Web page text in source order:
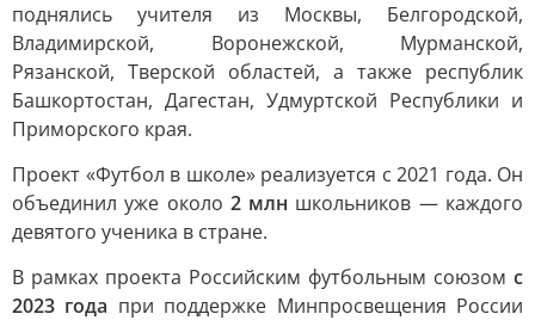
поднялись учителя из Москвы, Белгородской,
Владимирской, Воронежской, Мурманской,
Рязанской, Тверской областей, а также республик
Башкортостан, Дагестан, Удмуртской Республики и
Приморского края.
Проект «Футбол в школе» реализуется с 2021 года. Он
объединил уже около 2 млн школьников — каждого
девятого ученика в стране.
В рамках проекта Российским футбольным союзом с
2023 года при поддержке Минпросвещения России